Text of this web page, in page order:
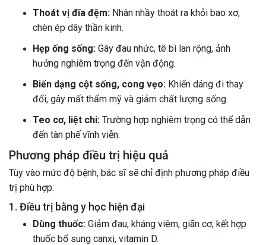
Thoát vị đĩa đệm: Nhân nhầy thoát ra khỏi bao xơ,
chèn ép dây thần kinh.
Hẹp ống sống: Gây đau nhức, tê bì lan rộng, ảnh
hưởng nghiêm trọng đến vận động.
Biến dạng cột sống, cong vẹo: Khiến dáng đi thay
đổi, gây mất thẩm mỹ và giảm chất lượng sống.
Teo cơ, liệt chi: Trường hợp nghiêm trọng có thể dẫn
đến tàn phế vĩnh viễn.
Phương pháp điều trị hiệu quả
Tùy vào mức độ bệnh, bác sĩ sẽ chỉ định phương pháp điều
trị phù hợp:
1. Điều trị bằng y học hiện đại
Dùng thuốc: Giảm đau, kháng viêm, giãn cơ, kết hợp
thuốc bổ sung canxi, vitamin D.